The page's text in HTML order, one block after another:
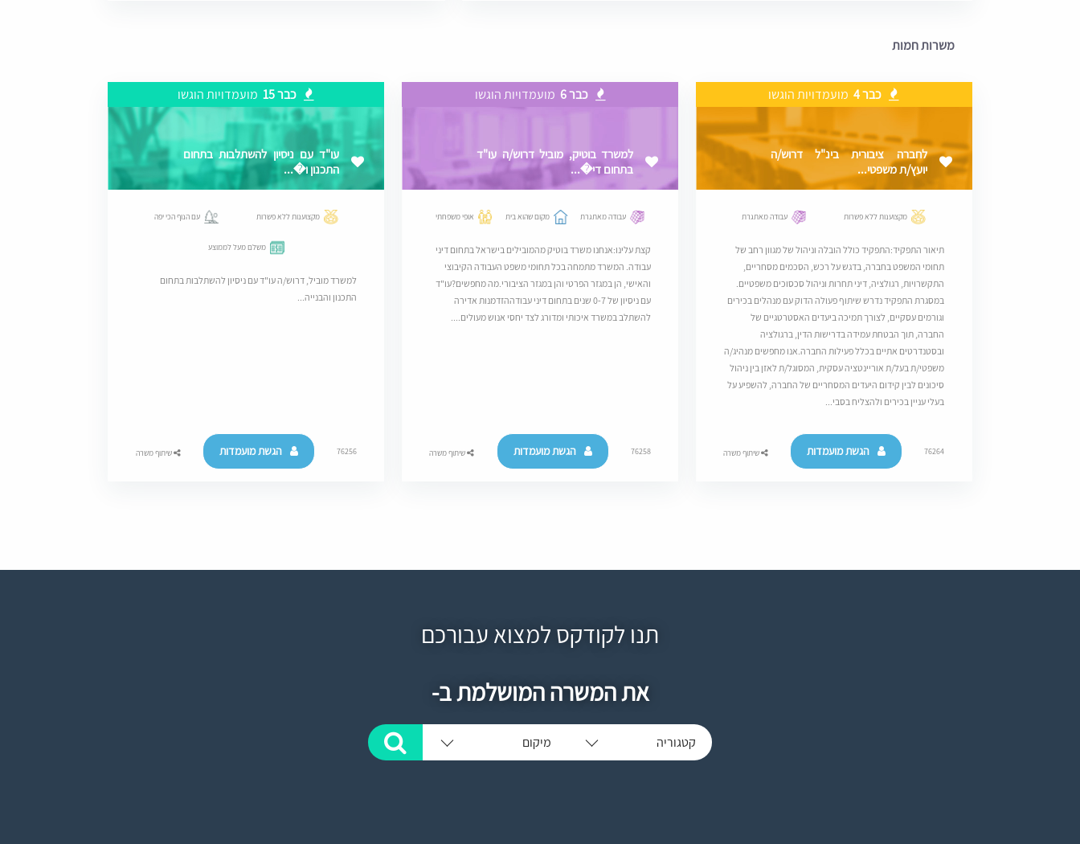
משרות חמות
כבר 4 מועמדויות הוגשו
לחברה ציבורית בינ"ל דרוש/ה
יועץ/ת משפטי...
מקצוענות ללא פשרות עבודה מאתגרת
תיאור התפקיד:התפקיד כולל הובלה וניהול של מגוון רחב של
תחומי המשפט בחברה, בדגש על רכש, הסכמים מסחריים,
התקשרויות, רגולציה, דיני תחרות וניהול סכסוכים משפטיים.
במסגרת התפקיד נדרש שיתוף פעולה הדוק עם מנהלים בכירים
וגורמים עסקיים, לצורך תמיכה ביעדים האסטרטגיים של
החברה, תוך הבטחת עמידה בדרישות הדין, ברגולציה
ובסטנדרטים אתיים בכלל פעילות החברה.אנו מחפשים מנהיג/ה
משפטי/ת בעל/ת אוריינטציה עסקית, המסוגל/ת לאזן בין ניהול
סיכונים לבין קידום היעדים המסחריים של החברה, להשפיע על
בעלי עניין בכירים ולהצליח בסבי...
76264 הגשת מועמדות שיתוף משרה
כבר 6 מועמדויות הוגשו
למשרד בוטיק, מוביל דרוש/ה עו"ד
בתחום די�...
עבודה מאתגרת מקום שהוא בית אופי משפחתי
קצת עלינו:אנחנו משרד בוטיק מהמובילים בישראל בתחום דיני
עבודה. המשרד מתמחה בכל תחומי משפט העבודה הקיבוצי
והאישי, הן במגזר הפרטי והן במגזר הציבורי.מה מחפשים?עו"ד
עם ניסיון של 0-7 שנים בתחום דיני עבודההזדמנות אדירה
להשתלב במשרד איכותי ומדורג לצד יחסי אנוש מעולים....
76258 הגשת מועמדות שיתוף משרה
כבר 15 מועמדויות הוגשו
עו"ד עם ניסיון להשתלבות בתחום
התכנון ו�...
מקצוענות ללא פשרות עם הנוף הכי יפה
משלם מעל לממוצע
למשרד מוביל, דרוש/ה עו"ד עם ניסיון להשתלבות בתחום
התכנון והבנייה...
76256 הגשת מועמדות שיתוף משרה
תנו לקודקס למצוא עבורכם
את המשרה המושלמת ב-
קטגוריה מיקום